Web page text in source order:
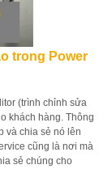
trong Power
(trình chỉnh sửa
khách hàng. Thông
và chia sẻ nó lên
cũng là nơi mà
sẻ chúng cho